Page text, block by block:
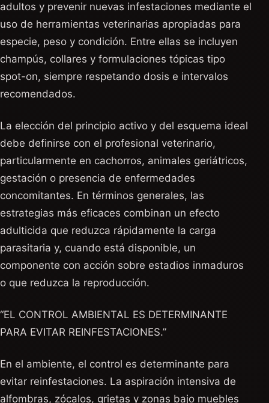
adultos y prevenir nuevas infestaciones mediante el
uso de herramientas veterinarias apropiadas para
especie, peso y condición. Entre ellas se incluyen
champús, collares y formulaciones tópicas tipo
spot-on, siempre respetando dosis e intervalos
recomendados.
La elección del principio activo y del esquema ideal
debe definirse con el profesional veterinario,
particularmente en cachorros, animales geriátricos,
gestación o presencia de enfermedades
concomitantes. En términos generales, las
estrategias más eficaces combinan un efecto
adulticida que reduzca rápidamente la carga
parasitaria y, cuando está disponible, un
componente con acción sobre estadios inmaduros
o que reduzca la reproducción.
“EL CONTROL AMBIENTAL ES DETERMINANTE
PARA EVITAR REINFESTACIONES.”
En el ambiente, el control es determinante para
evitar reinfestaciones. La aspiración intensiva de
alfombras, zócalos, grietas y zonas bajo muebles